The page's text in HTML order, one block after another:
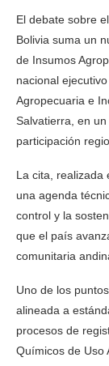
El debate sobre
Bolivia suma un
de Insumos
nacional
Agropecuaria e
Salvatierra, en
participación
La cita, realizada
una agenda
control y la
que el país
comunitaria
Uno de los
alineada a
procesos de
Químicos de Uso